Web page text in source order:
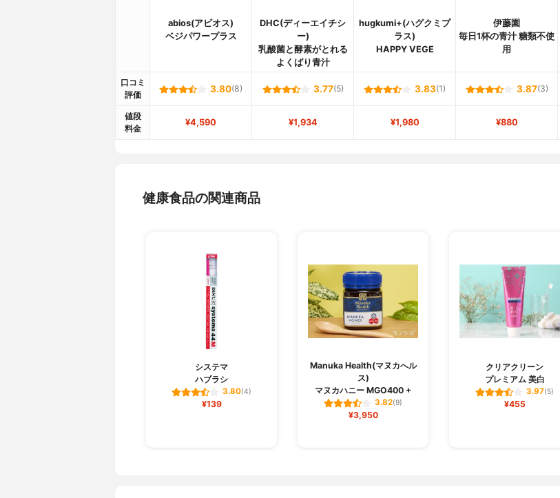
abios(アビオス)
ベジパワープラス
DHC(ディーエイチシ
ー)
乳酸菌と酵素がとれる
よくばり青汁
hugkumi+(ハグクミプ
ラス)
HAPPY VEGE
伊藤園
毎日1杯の青汁 糖類不使
用
口コミ
評価
3.80(8) 3.77(5) 3.83(1) 3.87(3)
値段
料金
¥4,590 ¥1,934 ¥1,980 ¥880
健康食品の関連商品
システマ
ハブラシ
3.80(4)
¥139
Manuka Health(マヌカへル
ス)
マヌカハニー MGO400 +
3.82(9)
¥3,950
クリアクリーン
プレミアム 美白
3.97(5)
¥455